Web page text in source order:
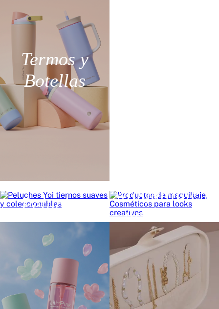
Termos y
Botellas
Peluches
Maquillaje y
Accesorios